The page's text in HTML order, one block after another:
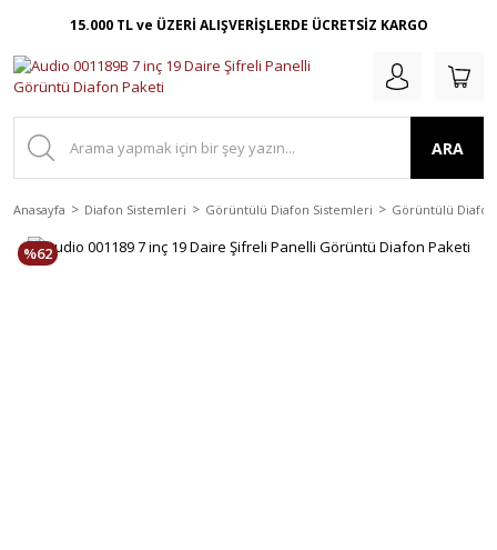
15.000 TL ve ÜZERİ ALIŞVERİŞLERDE ÜCRETSİZ KARGO
ARA
Anasayfa Diafon Sistemleri Görüntülü Diafon Sistemleri Görüntülü
%62